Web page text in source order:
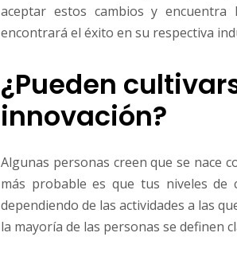
aceptar estos cambios y
encontrará el éxito en su respectiva
¿Pueden
innovación?
Algunas personas creen que se nace
más probable es que tus niveles de
dependiendo de las actividades a las
la mayoría de las personas se definen